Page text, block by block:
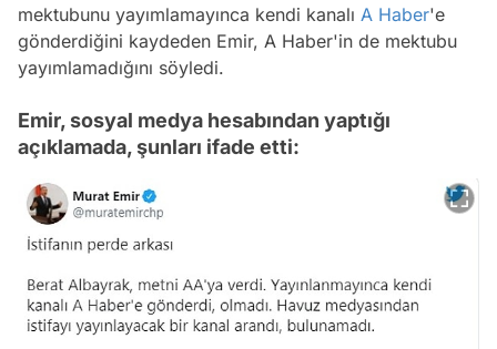
mektubunu yayımlamayınca kendi kanalı A Haber'e
gönderdiğini kaydeden Emir, A Haber'in de mektubu
yayımlamadığını söyledi.
Emir, sosyal medya hesabından yaptığı
açıklamada, şunları ifade etti: